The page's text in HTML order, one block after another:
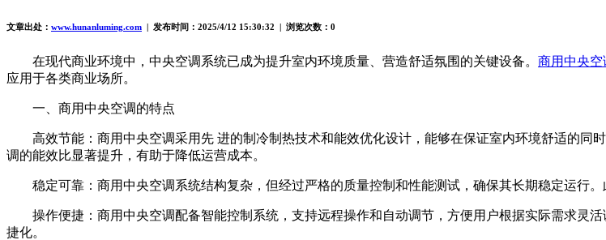
文章出处： www.hunanluming.com | 发布时间：2025/4/12 15:30:32 | 浏览次数：0
在现代商业环境中，中央空调系统已成为提升室内环境质量、营造舒适氛围的关键设备。 商用中央空
应用于各类商业场所。
一、商用中央空调的特点
高效节能：商用中央空调采用先 进的制冷制热技术和能效优化设计，能够在保证室内环境舒适的同
调的能效比显著提升，有助于降低运营成本。
稳定可靠：商用中央空调系统结构复杂，但经过严格的质量控制和性能测试，确保其长期稳定运行。
操作便捷：商用中央空调配备智能控制系统，支持远程操作和自动调节，方便用户根据实际需求灵
捷化。